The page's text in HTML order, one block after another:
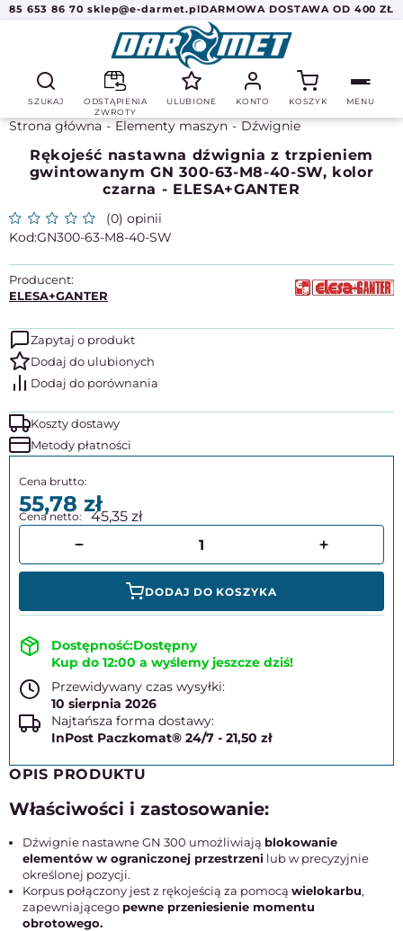
85 653 86 70 sklep@e-darmet.plDARMOWA DOSTAWA OD 400 ZŁ
SZUKAJ
ODSTĄPIENIA
ZWROTY
ULUBIONE KONTO KOSZYK MENU
Strona główna Elementy maszyn Dźwignie
Rękojeść nastawna dźwignia z trzpieniem
gwintowanym GN 300-63-M8-40-SW, kolor
czarna - ELESA+GANTER
(0) opinii
GN300-63-M8-40-SW
Producent:
ELESA+GANTER
Zapytaj o produkt
Koszty dostawy
Metody płatności
55,78 45,35
DODAJ DO KOSZYKA
Dostępny
Kup do 12:00 a wyślemy jeszcze dziś!
Przewidywany czas wysyłki:
10 sierpnia 2026
Najtańsza forma dostawy:
InPost Paczkomat® 24/7 - 21,50 zł
OPIS PRODUKTU
Właściwości i zastosowanie:
Dźwignie nastawne GN 300 umożliwiają blokowanie
elementów w ograniczonej przestrzeni lub w precyzyjnie
określonej pozycji.
Korpus połączony jest z rękojeścią za pomocą wielokarbu,
zapewniającego pewne przeniesienie momentu
obrotowego.